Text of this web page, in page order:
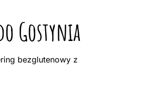
Gostynia
bezglutenowy z